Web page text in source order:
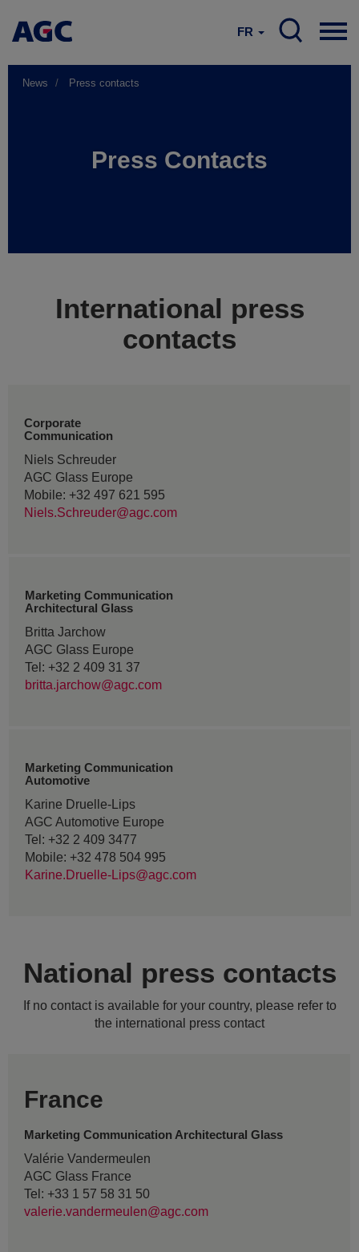
FR
News Press contacts
Press Contacts
International press
contacts
Corporate
Communication
Niels Schreuder
AGC Glass Europe
Mobile: +32 497 621 595
Niels.Schreuder@agc.com
Marketing Communication
Architectural Glass
Britta Jarchow
AGC Glass Europe
Tel: +32 2 409 31 37
britta.jarchow@agc.com
Marketing Communication
Automotive
Karine Druelle-Lips
AGC Automotive Europe
Tel: +32 2 409 3477
Mobile: +32 478 504 995
Karine.Druelle-Lips@agc.com
National press contacts
If no contact is available for your country, please refer to
the international press contact
France
Marketing Communication Architectural Glass
Valérie Vandermeulen
AGC Glass France
Tel: +33 1 57 58 31 50
valerie.vandermeulen@agc.com